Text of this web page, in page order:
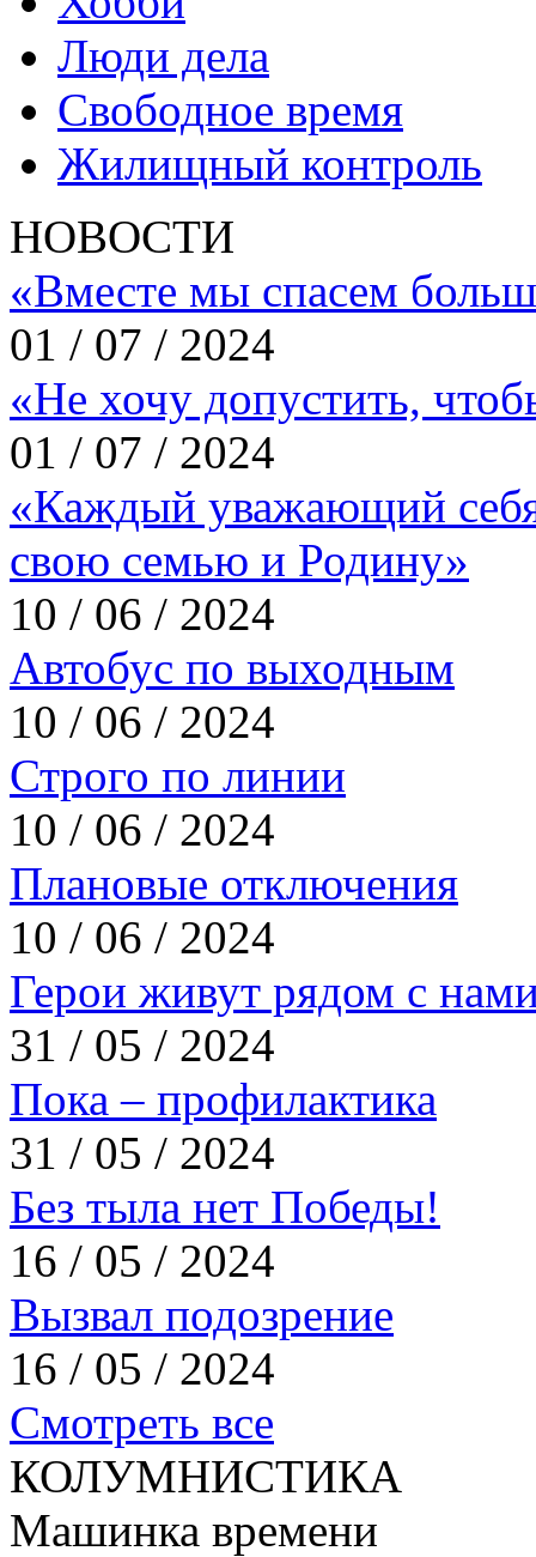
Люди дела
Свободное время
Жилищный контроль
НОВОСТИ
«Вместе мы спасем
01 / 07 / 2024
«Не хочу допустить,
01 / 07 / 2024
«Каждый уважающий
свою семью и Родину»
10 / 06 / 2024
Автобус по выходным
10 / 06 / 2024
Строго по линии
10 / 06 / 2024
Плановые отключения
10 / 06 / 2024
Герои живут рядом с
31 / 05 / 2024
Пока – профилактика
31 / 05 / 2024
Без тыла нет Победы!
16 / 05 / 2024
Вызвал подозрение
16 / 05 / 2024
Смотреть все
КОЛУМНИСТИКА
Машинка времени